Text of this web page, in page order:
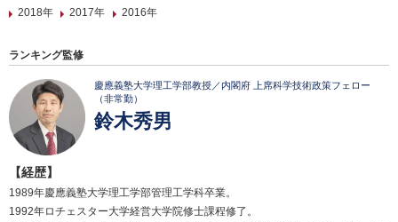
2018年
2017年 2016年
ランキング監修
慶應義塾大学理工学部教授／内閣府 上席科学技術政策フェロー
（非常勤）
鈴木秀男
【経歴】
1989年慶應義塾大学理工学部管理工学科卒業。
1992年ロチェスター大学経営大学院修士課程修了。